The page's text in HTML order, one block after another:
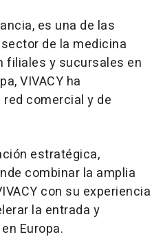
es una de las
de la medicina
filiales y sucursales en
VIVACY ha
comercial y de
estratégica,
combinar la amplia
con su experiencia
la entrada y
Europa.